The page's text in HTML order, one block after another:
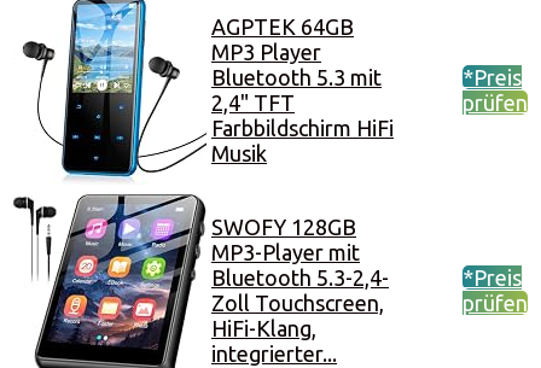
AGPTEK 64GB
MP3 Player
Bluetooth 5.3 mit
2,4" TFT
Farbbildschirm HiFi
Musik
*Preis
prüfen
SWOFY 128GB
MP3-Player mit
Bluetooth 5.3-2,4-
Zoll Touchscreen,
HiFi-Klang,
integrierter...
*Preis
prüfen